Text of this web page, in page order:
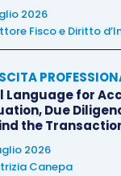
2026
Fisco e Diritto
Language for
Due
the
2026
Canepa